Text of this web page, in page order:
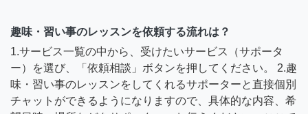
趣味・習い事のレッスンを依頼する流れは？
1.サービス一覧の中から、受けたいサービス（サポータ
ー）を選び、「依頼相談」ボタンを押してください。 2.趣
味・習い事のレッスンをしてくれるサポーターと直接個別
チャットができるようになりますので、具体的な内容、希